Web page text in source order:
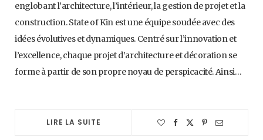
englobant l’architecture, l’intérieur, la gestion de projet et la
construction. State of Kin est une équipe soudée avec des
idées évolutives et dynamiques. Centré sur l’innovation et
l’excellence, chaque projet d’architecture et décoration se
forme à partir de son propre noyau de perspicacité. Ainsi…
LIRE LA SUITE